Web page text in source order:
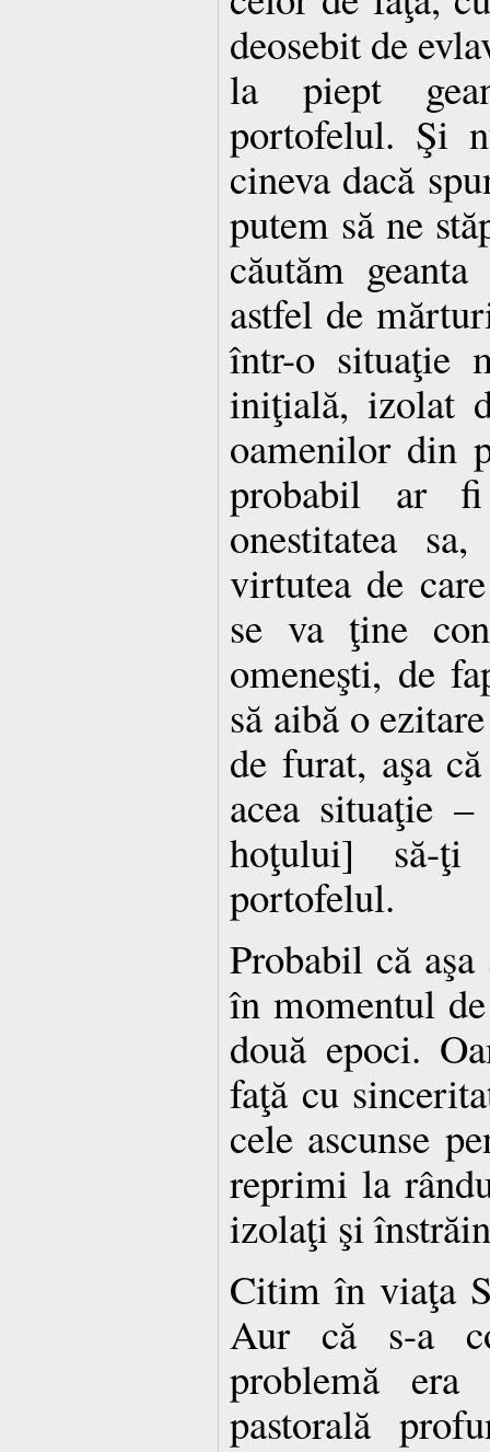
deosebit de
la piept
portofelul. Şi
cineva dacă
putem să ne
căutăm
astfel de
într-o situaţie
iniţială, izolat
oamenilor din
probabil ar
onestitatea
virtutea de
se va ţine
omeneşti, de
să aibă o
de furat, aşa
acea situaţie
hoţului] să-ţi
portofelul.
Probabil că
în momentul
două epoci.
faţă cu
cele ascunse
reprimi la
izolaţi şi
Citim în viaţa
Aur că s-a
problemă
pastorală